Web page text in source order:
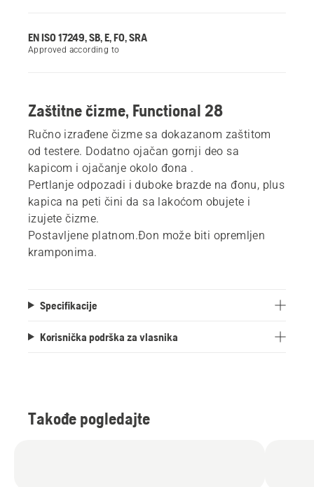
EN ISO 17249, SB, E, FO, SRA
Approved according to
Zaštitne čizme, Functional 28
Ručno izrađene čizme sa dokazanom zaštitom
od testere. Dodatno ojačan gornji deo sa
kapicom i ojačanje okolo đona .
Pertlanje odpozadi i duboke brazde na đonu, plus
kapica na peti čini da sa lakoćom obujete i
izujete čizme.
Postavljene platnom.Đon može biti opremljen
kramponima.
Specifikacije
Korisnička podrška za vlasnika
Takođe pogledajte